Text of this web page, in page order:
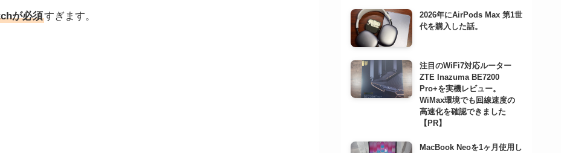
が必須すぎます。
事
を
検
索
2026年にAirPods Max 第1世
代を購入した話。
注目のWiFi7対応ルーター
ZTE Inazuma BE7200
Pro+を実機レビュー。
WiMax環境でも回線速度の
高速化を確認できました
【PR】
MacBook Neoを1ヶ月使用し